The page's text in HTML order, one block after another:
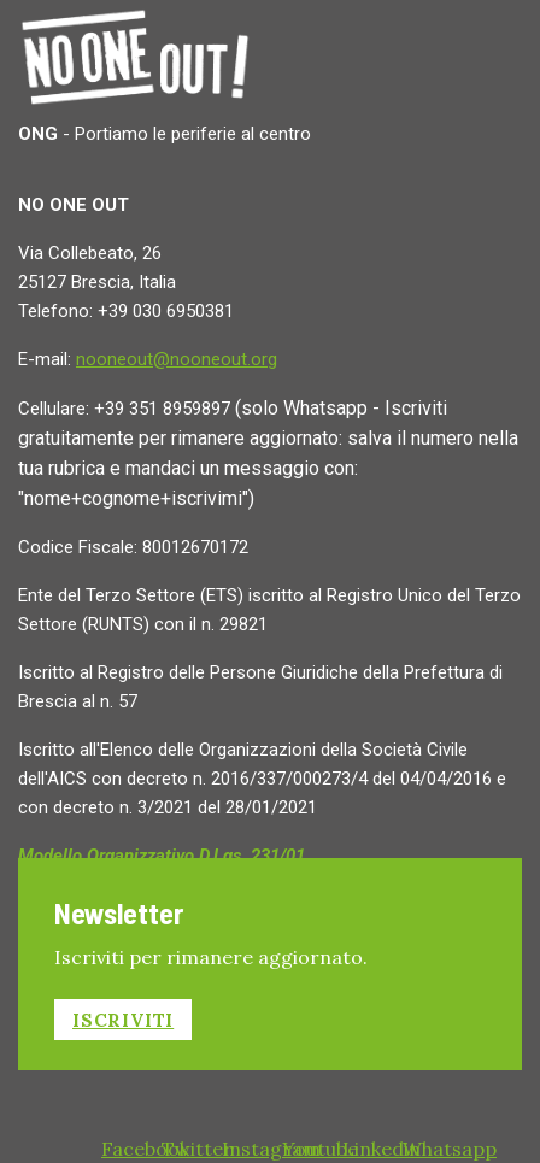
ONG - Portiamo le periferie al centro
NO ONE OUT
Via Collebeato, 26
25127 Brescia, Italia
Telefono: +39 030 6950381
E-mail: nooneout@nooneout.org
Cellulare: +39 351 8959897 (solo Whatsapp - Iscriviti
gratuitamente per rimanere aggiornato: salva il numero nella
tua rubrica e mandaci un messaggio con:
"nome+cognome+iscrivimi")
Codice Fiscale: 80012670172
Ente del Terzo Settore (ETS) iscritto al Registro Unico del Terzo
Settore (RUNTS) con il n. 29821
Iscritto al Registro delle Persone Giuridiche della Prefettura di
Brescia al n. 57
Iscritto all'Elenco delle Organizzazioni della Società Civile
dell'AICS con decreto n. 2016/337/000273/4 del 04/04/2016 e
con decreto n. 3/2021 del 28/01/2021
Modello Organizzativo D.Lgs. 231/01
Whistleblowing Policy
Whistleblowing - Segnalazioni
Newsletter
Iscriviti per rimanere aggiornato.
ISCRIVITI
FacebookTwitterInstagramYoutubeLinkedinWhatsapp